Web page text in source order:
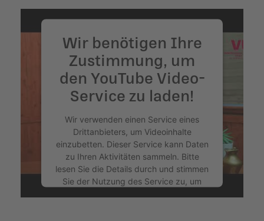
Wir benötigen Ihre
Zustimmung, um
den YouTube Video-
Service zu laden!
Wir verwenden einen Service eines
Drittanbieters, um Videoinhalte
einzubetten. Dieser Service kann Daten
zu Ihren Aktivitäten sammeln. Bitte
lesen Sie die Details durch und stimmen
Sie der Nutzung des Service zu, um